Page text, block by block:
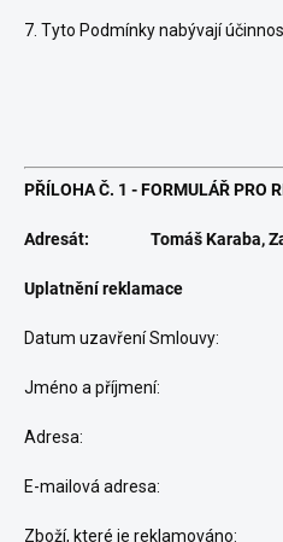
7. Tyto Podmínky nabývají
PŘÍLOHA Č. 1 -FORMULÁŘ PRO
Adresát: Tomáš Karaba,
Uplatnění reklamace
Datum uzavření Smlouvy:
Jméno a příjmení:
Adresa:
E-mailová adresa:
Zboží, které je reklamováno: